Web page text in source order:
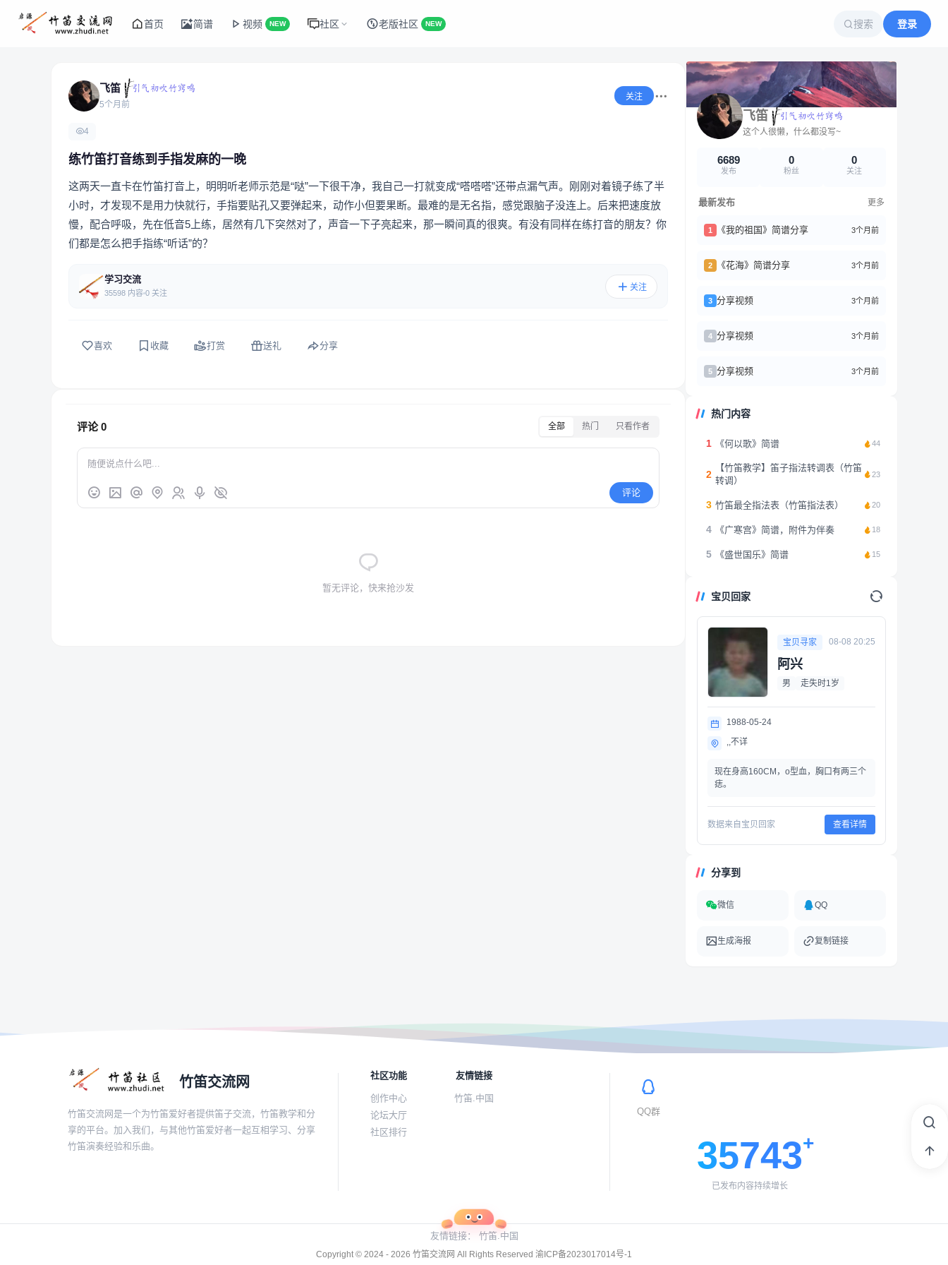
首页 简谱 视频 NEW 社区 老版社区 NEW 搜索 登录
飞笛
5个月前
关注
4
练竹笛打音练到手指发麻的一晚
这两天一直卡在竹笛打音上，明明听老师示范是“哒”一下很干净，我自己一打就变成“嗒嗒嗒”还带点漏气声。刚刚对着镜子练了半
小时，才发现不是用力快就行，手指要贴孔又要弹起来，动作小但要果断。最难的是无名指，感觉跟脑子没连上。后来把速度放
慢，配合呼吸，先在低音5上练，居然有几下突然对了，声音一下子亮起来，那一瞬间真的很爽。有没有同样在练打音的朋友？你
们都是怎么把手指练“听话”的？
学习交流
35598 内容 0 关注
关注
喜欢 收藏 打赏 送礼 分享
评论0 全部 热门 只看作者
评论
暂无评论，快来抢沙发
飞笛
这个人很懒，什么都没写~
6689
发布
0
粉丝
0
关注
最新发布 更多
1 《我的祖国》简谱分享 3个月前
2 《花海》简谱分享 3个月前
3 分享视频 3个月前
4 分享视频 3个月前
5 分享视频 3个月前
热门内容
1 《何以歌》简谱 44
2
【竹笛教学】笛子指法转调表（竹笛
转调）
23
3 竹笛最全指法表（竹笛指法表） 20
4 《广寒宫》简谱，附件为伴奏 18
5 《盛世国乐》简谱 15
宝贝回家
宝贝寻家 08-08 20:25
阿兴
男 走失时1岁
1988-05-24
,,不详
现在身高160CM，o型血，胸口有两三个
痣。
数据来自宝贝回家 查看详情
分享到
微信 QQ
生成海报 复制链接
竹笛交流网
竹笛交流网是一个为竹笛爱好者提供笛子交流，竹笛教学和分
享的平台。加入我们，与其他竹笛爱好者一起互相学习、分享
竹笛演奏经验和乐曲。
社区功能
创作中心
论坛大厅
社区排行
友情链接
竹笛.中国
QQ群
35743
已发布内容持续增长
友情链接： 竹笛.中国
Copyright © 2024 - 2026 竹笛交流网 All Rights Reserved 渝ICP备2023017014号-1